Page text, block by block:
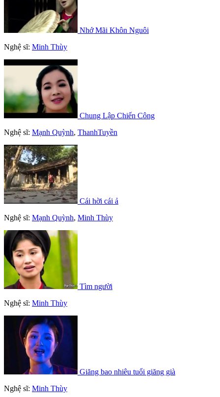
Nhớ Mãi Khôn Nguôi
Nghệ sĩ: Minh Thùy
Chung Lập Chiến Công
Nghệ sĩ: Mạnh Quỳnh, ThanhTuyền
Cái hời cái ả
Nghệ sĩ: Mạnh Quỳnh, Minh Thùy
Tìm người
Nghệ sĩ: Minh Thùy
Giăng bao nhiêu tuổi giăng già
Nghệ sĩ: Minh Thùy